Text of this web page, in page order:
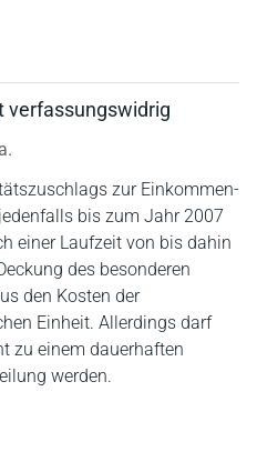
verfassungswidrig
zur Einkommen-
bis zum Jahr 2007
einer Laufzeit von bis dahin
des besonderen
den Kosten der
Einheit. Allerdings darf
zu einem dauerhaften
werden.